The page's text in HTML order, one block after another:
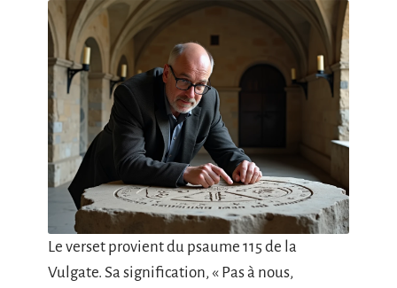
Le verset provient du psaume 115 de la
Vulgate. Sa signification, « Pas à nous,